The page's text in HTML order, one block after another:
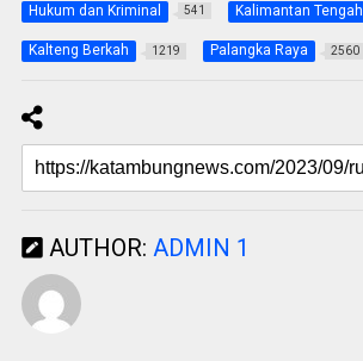
Hukum dan Kriminal 541 Kalimantan Tengah
Kalteng Berkah 1219 Palangka Raya 2560
AUTHOR: ADMIN 1